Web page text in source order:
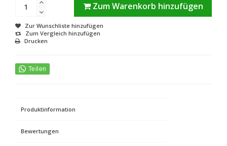
Zum Warenkorb hinzufügen
Zur Wunschliste hinzufügen
Zum Vergleich hinzufügen
Drucken
Produktinformation
Bewertungen